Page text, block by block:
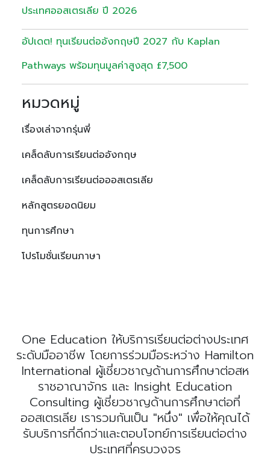
ประเทศออสเตรเลีย ปี 2026
อัปเดต! ทุนเรียนต่ออังกฤษปี 2027 กับ Kaplan
Pathways พร้อมทุนมูลค่าสูงสุด £7,500
หมวดหมู่
เรื่องเล่าจากรุ่นพี่
เคล็ดลับการเรียนต่ออังกฤษ
เคล็ดลับการเรียนต่อออสเตรเลีย
หลักสูตรยอดนิยม
ทุนการศึกษา
โปรโมชั่นเรียนภาษา
One Education ให้บริการเรียนต่อต่างประเทศ
ระดับมืออาชีพ โดยการร่วมมือระหว่าง Hamilton
International ผู้เชี่ยวชาญด้านการศึกษาต่อสห
ราชอาณาจักร และ Insight Education
Consulting ผู้เชี่ยวชาญด้านการศึกษาต่อที่
ออสเตรเลีย เรารวมกันเป็น "หนึ่ง" เพื่อให้คุณได้
รับบริการที่ดีกว่าและตอบโจทย์การเรียนต่อต่าง
ประเทศที่ครบวงจร